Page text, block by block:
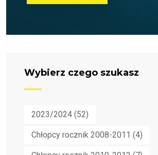
Wybierz czego szukasz
2023/2024 (52)
Chłopcy rocznik 2008-2011 (4)